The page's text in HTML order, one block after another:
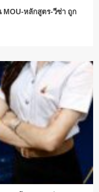
MOU-หลักสูตร-วีซ่า ถูก